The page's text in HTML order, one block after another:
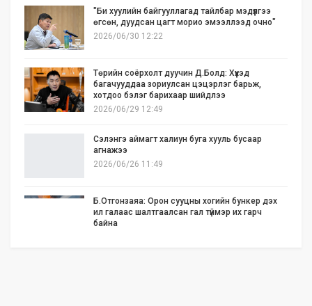
"Би хуулийн байгууллагад тайлбар мэдүүлгээ
өгсөн, дуудсан цагт морио эмээллээд очно"
2026/06/30 12:22
Төрийн соёрхолт дуучин Д.Болд: Хүүхэд
багачууддаа зориулсан цэцэрлэг барьж,
хотдоо бэлэг барихаар шийдлээ
2026/06/29 12:49
Сэлэнгэ аймагт халиун буга хууль бусаар
агнажээ
2026/06/26 11:49
Б.Отгонзаяа: Орон сууцны хогийн бункер дэх
ил галаас шалтгаалсан гал түймэр их гарч
байна